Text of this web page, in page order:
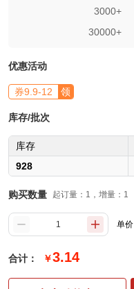
3000+
30000+
优惠活动
券9.9-12 领
库存/批次
库存
928
购买数量 起订量：1，增量：1
单价
合计： ￥3.14